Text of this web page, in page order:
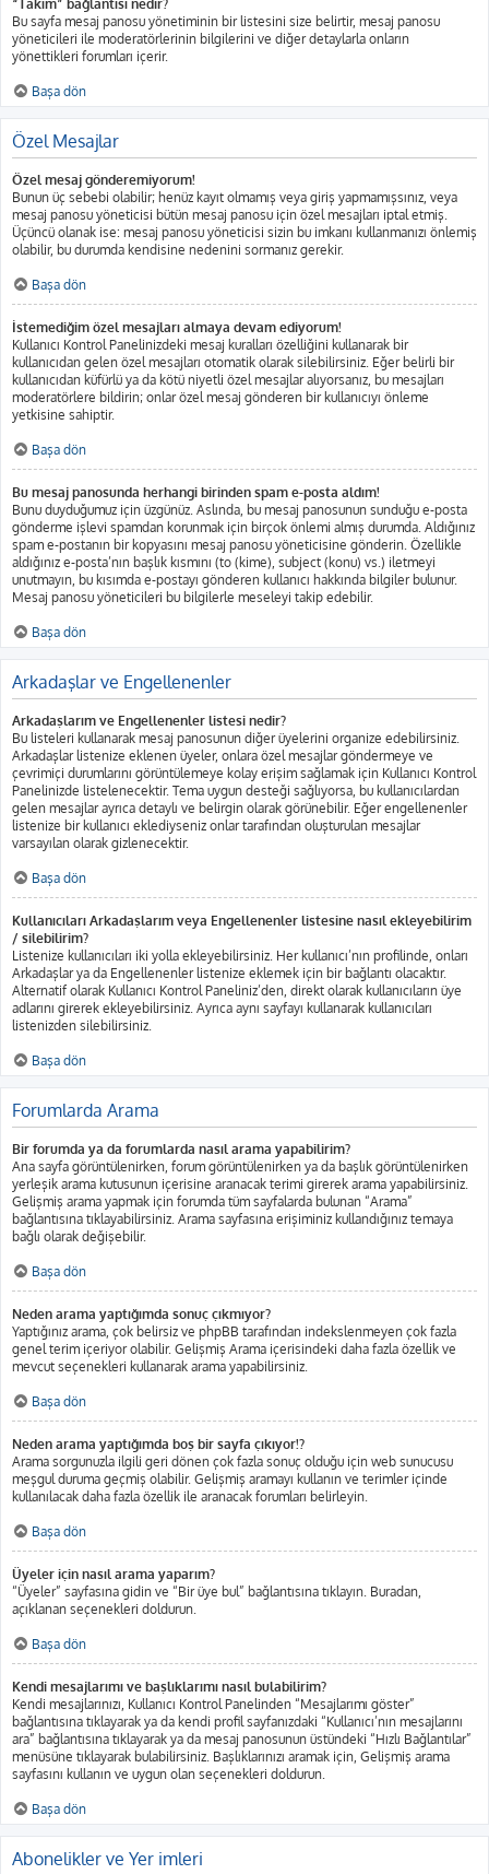
“Takım” bağlantısı nedir?
Bu sayfa mesaj panosu yönetiminin bir listesini size belirtir, mesaj panosu
yöneticileri ile moderatörlerinin bilgilerini ve diğer detaylarla onların
yönettikleri forumları içerir.
Başa dön
Özel Mesajlar
Özel mesaj gönderemiyorum!
Bunun üç sebebi olabilir; henüz kayıt olmamış veya giriş yapmamışsınız, veya
mesaj panosu yöneticisi bütün mesaj panosu için özel mesajları iptal etmiş.
Üçüncü olanak ise: mesaj panosu yöneticisi sizin bu imkanı kullanmanızı önlemiş
olabilir, bu durumda kendisine nedenini sormanız gerekir.
Başa dön
İstemediğim özel mesajları almaya devam ediyorum!
Kullanıcı Kontrol Panelinizdeki mesaj kuralları özelliğini kullanarak bir
kullanıcıdan gelen özel mesajları otomatik olarak silebilirsiniz. Eğer belirli bir
kullanıcıdan küfürlü ya da kötü niyetli özel mesajlar alıyorsanız, bu mesajları
moderatörlere bildirin; onlar özel mesaj gönderen bir kullanıcıyı önleme
yetkisine sahiptir.
Başa dön
Bu mesaj panosunda herhangi birinden spam e-posta aldım!
Bunu duyduğumuz için üzgünüz. Aslında, bu mesaj panosunun sunduğu e-posta
gönderme işlevi spamdan korunmak için birçok önlemi almış durumda. Aldığınız
spam e-postanın bir kopyasını mesaj panosu yöneticisine gönderin. Özellikle
aldığınız e-posta’nın başlık kısmını (to (kime), subject (konu) vs.) iletmeyi
unutmayın, bu kısımda e-postayı gönderen kullanıcı hakkında bilgiler bulunur.
Mesaj panosu yöneticileri bu bilgilerle meseleyi takip edebilir.
Başa dön
Arkadaşlar ve Engellenenler
Arkadaşlarım ve Engellenenler listesi nedir?
Bu listeleri kullanarak mesaj panosunun diğer üyelerini organize edebilirsiniz.
Arkadaşlar listenize eklenen üyeler, onlara özel mesajlar göndermeye ve
çevrimiçi durumlarını görüntülemeye kolay erişim sağlamak için Kullanıcı Kontrol
Panelinizde listelenecektir. Tema uygun desteği sağlıyorsa, bu kullanıcılardan
gelen mesajlar ayrıca detaylı ve belirgin olarak görünebilir. Eğer engellenenler
listenize bir kullanıcı eklediyseniz onlar tarafından oluşturulan mesajlar
varsayılan olarak gizlenecektir.
Başa dön
Kullanıcıları Arkadaşlarım veya Engellenenler listesine nasıl ekleyebilirim
/ silebilirim?
Listenize kullanıcıları iki yolla ekleyebilirsiniz. Her kullanıcı’nın profilinde, onları
Arkadaşlar ya da Engellenenler listenize eklemek için bir bağlantı olacaktır.
Alternatif olarak Kullanıcı Kontrol Paneliniz’den, direkt olarak kullanıcıların üye
adlarını girerek ekleyebilirsiniz. Ayrıca aynı sayfayı kullanarak kullanıcıları
listenizden silebilirsiniz.
Başa dön
Forumlarda Arama
Bir forumda ya da forumlarda nasıl arama yapabilirim?
Ana sayfa görüntülenirken, forum görüntülenirken ya da başlık görüntülenirken
yerleşik arama kutusunun içerisine aranacak terimi girerek arama yapabilirsiniz.
Gelişmiş arama yapmak için forumda tüm sayfalarda bulunan “Arama”
bağlantısına tıklayabilirsiniz. Arama sayfasına erişiminiz kullandığınız temaya
bağlı olarak değişebilir.
Başa dön
Neden arama yaptığımda sonuç çıkmıyor?
Yaptığınız arama, çok belirsiz ve phpBB tarafından indekslenmeyen çok fazla
genel terim içeriyor olabilir. Gelişmiş Arama içerisindeki daha fazla özellik ve
mevcut seçenekleri kullanarak arama yapabilirsiniz.
Başa dön
Neden arama yaptığımda boş bir sayfa çıkıyor!?
Arama sorgunuzla ilgili geri dönen çok fazla sonuç olduğu için web sunucusu
meşgul duruma geçmiş olabilir. Gelişmiş aramayı kullanın ve terimler içinde
kullanılacak daha fazla özellik ile aranacak forumları belirleyin.
Başa dön
Üyeler için nasıl arama yaparım?
“Üyeler” sayfasına gidin ve “Bir üye bul” bağlantısına tıklayın. Buradan,
açıklanan seçenekleri doldurun.
Başa dön
Kendi mesajlarımı ve başlıklarımı nasıl bulabilirim?
Kendi mesajlarınızı, Kullanıcı Kontrol Panelinden “Mesajlarımı göster”
bağlantısına tıklayarak ya da kendi profil sayfanızdaki “Kullanıcı’nın mesajlarını
ara” bağlantısına tıklayarak ya da mesaj panosunun üstündeki “Hızlı Bağlantılar”
menüsüne tıklayarak bulabilirsiniz. Başlıklarınızı aramak için, Gelişmiş arama
sayfasını kullanın ve uygun olan seçenekleri doldurun.
Başa dön
Abonelikler ve Yer imleri